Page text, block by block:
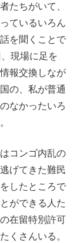
たちがいて、
ているいろん
を聞くことで
現場に足を
報交換しなが
の、私が普通
なかったいろ
コンゴ内乱の
げてきた難民
したところで
ができる人た
在留特別許可
くさんいる。